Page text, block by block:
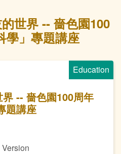
世界 -- 嗇色園100
學」專題講座
Education
-- 嗇色園100周年
題講座